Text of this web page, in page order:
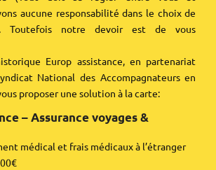
aucune responsabilité dans le choix de
Toutefois notre devoir est de vous
Europ assistance, en partenariat
National des Accompagnateurs en
proposer une solution à la carte:
– Assurance voyages &
médical et frais médicaux à l’étranger